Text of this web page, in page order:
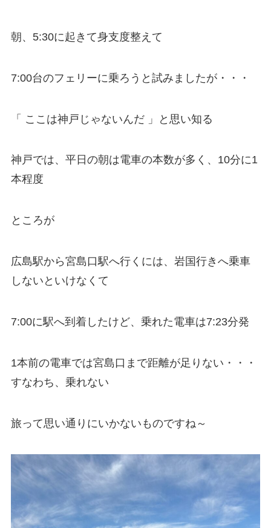
朝、5:30に起きて身支度整えて
7:00台のフェリーに乗ろうと試みましたが・・・
「 ここは神戸じゃないんだ 」と思い知る
神戸では、平日の朝は電車の本数が多く、10分に1
本程度
ところが
広島駅から宮島口駅へ行くには、岩国行きへ乗車
しないといけなくて
7:00に駅へ到着したけど、乗れた電車は7:23分発
1本前の電車では宮島口まで距離が足りない・・・
すなわち、乗れない
旅って思い通りにいかないものですね～